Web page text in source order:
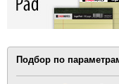
Подбор по